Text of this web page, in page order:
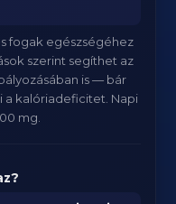
fogak egészségéhez
szerint segíthet az
is — bár
a kalóriadeficitet. Napi
mg.